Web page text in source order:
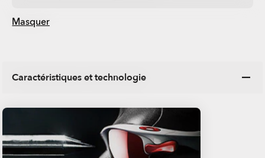
Masquer
Caractéristiques et technologie